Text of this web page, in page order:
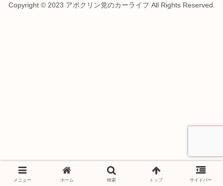
Copyright © 2023 アポクリン党のカーライフ All Rights Reserved.
メニュー ホーム 検索 トップ サイドバー